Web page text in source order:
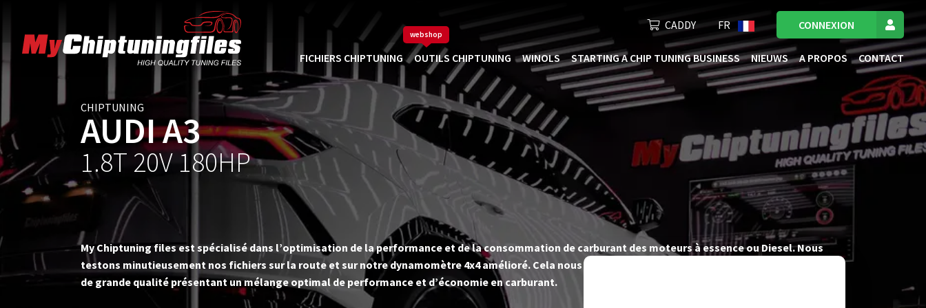
CADDY FR CONNEXION
FICHIERS CHIPTUNING OUTILS CHIPTUNING
webshop
WINOLS STARTING A CHIP TUNING BUSINESS NIEUWS A PROPOS CONTACT
CHIPTUNING
AUDI A3
1.8T 20V 180HP
My Chiptuning files est spécialisé dans l’optimisation de la performance et de la consommation de carburant des moteurs à essence ou Diesel. Nous
testons minutieusement nos fichiers sur la route et sur notre dynamomètre 4x4 amélioré. Cela nous permet de vous offrir des fichiers de tuning de l’ECU
de grande qualité présentant un mélange optimal de performance et d’économie en carburant.